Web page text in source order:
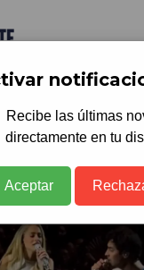
Recibe las últimas
directamente en tu
Aceptar